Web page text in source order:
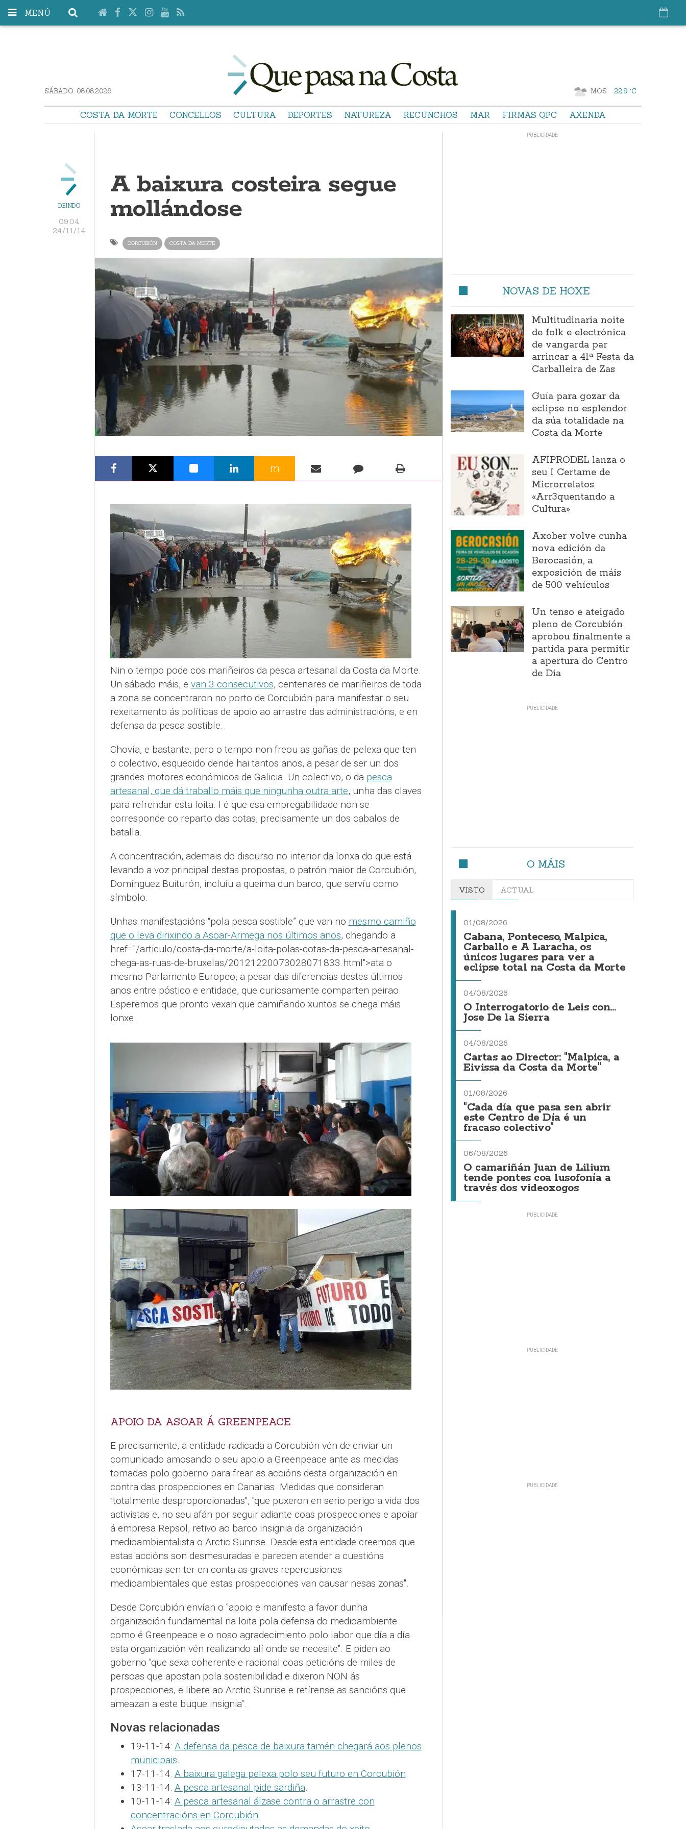
MENÚ
SÁBADO. 08.08.2026 MOS 22.9 °C
COSTA DA MORTE CONCELLOS CULTURA DEPORTES NATUREZA RECUNCHOS MAR FIRMAS QPC AXENDA
DEINDO
09:04
24/11/14
A baixura costeira segue
mollándose
CORCUBIÓN COSTA DA MORTE
m
Nin o tempo pode cos mariñeiros da pesca artesanal da Costa da Morte.
Un sábado máis, e van 3 consecutivos, centenares de mariñeiros de toda
a zona se concentraron no porto de Corcubión para manifestar o seu
rexeitamento ás políticas de apoio ao arrastre das administracións, e en
defensa da pesca sostible.
Chovía, e bastante, pero o tempo non freou as gañas de pelexa que ten
o colectivo, esquecido dende hai tantos anos, a pesar de ser un dos
grandes motores económicos de Galicia. Un colectivo, o da pesca
artesanal, que dá traballo máis que ningunha outra arte, unha das claves
para refrendar esta loita. I é que esa empregabilidade non se
corresponde co reparto das cotas, precisamente un dos cabalos de
batalla.
A concentración, ademais do discurso no interior da lonxa do que está
levando a voz principal destas propostas, o patrón maior de Corcubión,
Domínguez Buiturón, incluíu a queima dun barco, que servíu como
símbolo.
Unhas manifestacións “pola pesca sostible” que van no mesmo camiño
que o leva dirixindo a Asoar-Armega nos últimos anos, chegando a
href="/articulo/costa-da-morte/a-loita-polas-cotas-da-pesca-artesanal-
chega-as-ruas-de-bruxelas/20121220073028071833.html">ata o
mesmo Parlamento Europeo, a pesar das diferencias destes últimos
anos entre póstico e entidade, que curiosamente comparten peirao.
Esperemos que pronto vexan que camiñando xuntos se chega máis
lonxe.
APOIO DA ASOAR Á GREENPEACE
E precisamente, a entidade radicada a Corcubión vén de enviar un
comunicado amosando o seu apoio a Greenpeace ante as medidas
tomadas polo goberno para frear as accións desta organización en
contra das prospecciones en Canarias. Medidas que consideran
"totalmente desproporcionadas", "que puxeron en serio perigo a vida dos
activistas e, no seu afán por seguir adiante coas prospecciones e apoiar
á empresa Repsol, retivo ao barco insignia da organización
medioambientalista o Arctic Sunrise. Desde esta entidade creemos que
estas accións son desmesuradas e parecen atender a cuestións
económicas sen ter en conta as graves repercusiones
medioambientales que estas prospecciones van causar nesas zonas".
Desde Corcubión envían o "apoio e manifesto a favor dunha
organización fundamental na loita pola defensa do medioambiente
como é Greenpeace e o noso agradecimiento polo labor que día a día
esta organización vén realizando alí onde se necesite". E piden ao
goberno "que sexa coherente e racional coas peticións de miles de
persoas que apostan pola sostenibilidad e dixeron NON ás
prospecciones, e libere ao Arctic Sunrise e retírense as sancións que
ameazan a este buque insignia".
Novas relacionadas
19-11-14: A defensa da pesca de baixura tamén chegará aos plenos
municipais.
17-11-14: A baixura galega pelexa polo seu futuro en Corcubión.
13-11-14: A pesca artesanal pide sardiña.
10-11-14: A pesca artesanal álzase contra o arrastre con
concentracións en Corcubión.
NOVAS DE HOXE
Multitudinaria noite
de folk e electrónica
de vangarda par
arrincar a 41ª Festa da
Carballeira de Zas
Guía para gozar da
eclipse no esplendor
da súa totalidade na
Costa da Morte
AFIPRODEL lanza o
seu I Certame de
Microrrelatos
«Arr3quentando a
Cultura»
Axober volve cunha
nova edición da
Berocasión, a
exposición de máis
de 500 vehículos
Un tenso e ateigado
pleno de Corcubión
aprobou finalmente a
partida para permitir
a apertura do Centro
de Día
O MÁIS
VISTO ACTUAL
01/08/2026
Cabana, Ponteceso, Malpica,
Carballo e A Laracha, os
únicos lugares para ver a
eclipse total na Costa da Morte
04/08/2026
O Interrogatorio de Leis con...
Jose De la Sierra
04/08/2026
Cartas ao Director: "Malpica, a
Eivissa da Costa da Morte"
01/08/2026
"Cada día que pasa sen abrir
este Centro de Día é un
fracaso colectivo"
06/08/2026
O camariñán Juan de Lilium
tende pontes coa lusofonía a
través dos videoxogos